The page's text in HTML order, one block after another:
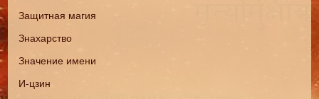
Защитная магия
Знахарство
Значение имени
И-цзин